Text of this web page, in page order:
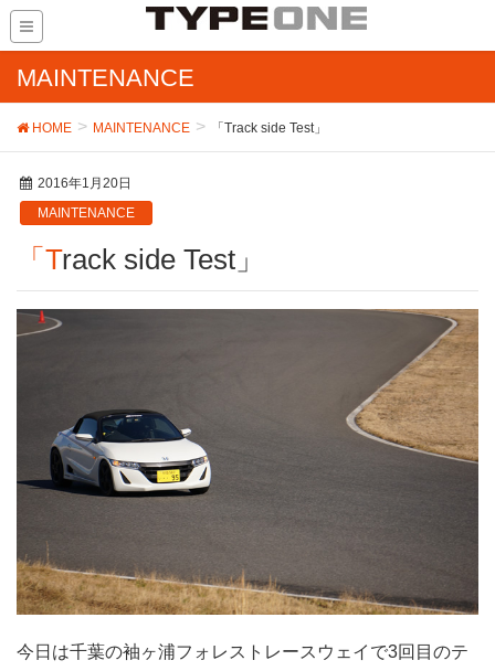
MAINTENANCE
HOME MAINTENANCE 「Track side Test」
2016年1月20日
MAINTENANCE
「Track side Test」
​今日は千葉の袖ヶ浦フォレストレースウェイで3回目のテ